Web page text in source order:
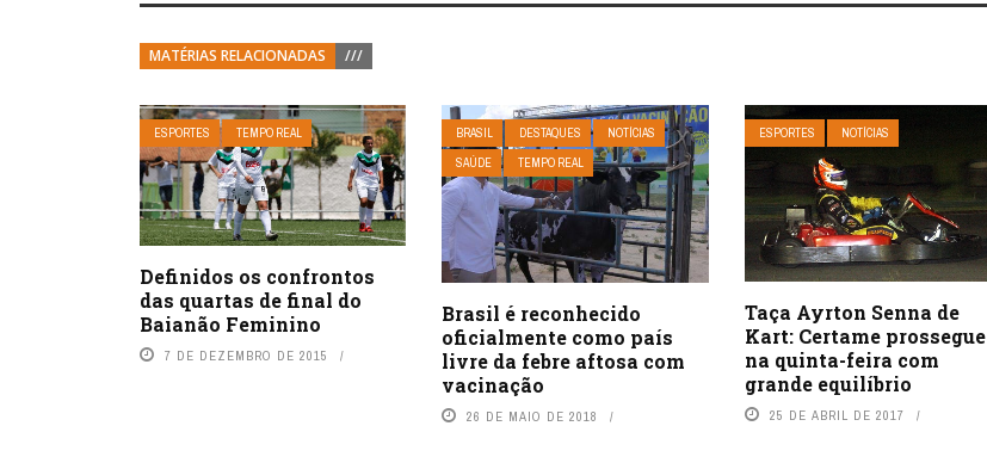
MATÉRIAS RELACIONADAS ///
ESPORTES TEMPO REAL
Definidos os confrontos
das quartas de final do
Baianão Feminino
7 DE DEZEMBRO DE 2015
BRASIL DESTAQUES
NOTÍCIAS
SAÚDE
TEMPO REAL
Brasil é reconhecido
oficialmente como país
livre da febre aftosa com
vacinação
26 DE MAIO DE 2018
ESPORTES NOTÍCIAS
Taça Ayrton Senna de
Kart: Certame prossegue
na quinta-feira com
grande equilíbrio
25 DE ABRIL DE 2017